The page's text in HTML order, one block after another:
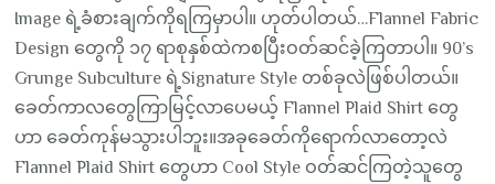
Image ရဲ့ခံစားချက်ကိုရကြမှာပါ။ ဟုတ်ပါတယ်…Flannel Fabric
Design တွေကို ၁၇ ရာစုနှစ်ထဲကစပြီးဝတ်ဆင်ခဲ့ကြတာပါ။ 90’s
Grunge Subculture ရဲ့Signature Style တစ်ခုလဲဖြစ်ပါတယ်။
ခေတ်ကာလတွေကြာမြင့်လာပေမယ့် Flannel Plaid Shirt တွေ
ဟာ ခေတ်ကုန်မသွားပါဘူး။အခုခေတ်ကိုရောက်လာတော့လဲ
Flannel Plaid Shirt တွေဟာ Cool Style ဝတ်ဆင်ကြတဲ့သူတွေ